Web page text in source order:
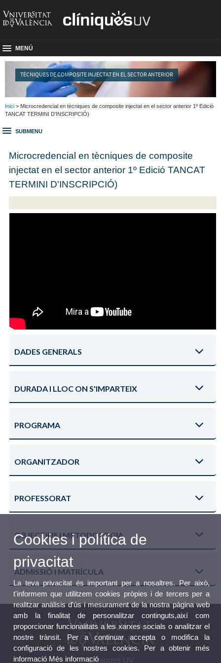
MENÚ
TÈCNIQUES DE COMPOSITE INJECTAT EN EL SECTOR ANTERIOR
Inici > Microcredencial en tècniques de composite injectat en el sector anterior 1º Edició
TANCAT TERMINI D'INSCRIPCIÓ)
SUBMENU
Microcredencial en tècniques de composite
injectat en el sector anterior 1º Edició TANCAT
TERMINI D'INSCRIPCIÓ)
DADES GENERALS
DURADA I LLOC ON S'IMPARTEIX
PROGRAMA
ORGANITZADOR
PROFESSORAT
OBJECTIUS I METODOLOGIA
ADMISSIÓ I MATRÍCULA
Clíniques UV
Cookies i política de
privacitat
La teva privacitat és important per a nosaltres. Per això,
t'informem que utilitzem cookies pròpies i de tercers per a
realitzar anàlisis d'ús i mesurament de la nostra pàgina web
amb la finalitat de personalitzar continguts,així com
proporcionar funcionalitats a les xarxes socials o analitzar el
nostre trànsit. Per a continuar accepta o modifica la
configuració de les nostres cookies. Per a obtenir més
informació Més informació